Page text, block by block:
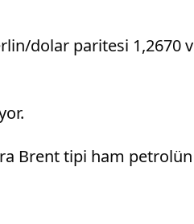
dolar paritesi 1,2670
Brent tipi ham